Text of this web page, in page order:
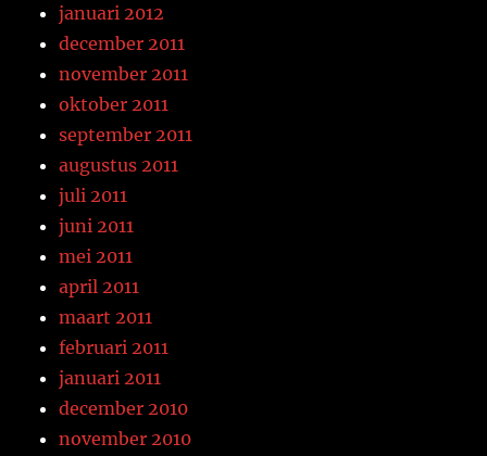
januari 2012
december 2011
november 2011
oktober 2011
september 2011
augustus 2011
juli 2011
juni 2011
mei 2011
april 2011
maart 2011
februari 2011
januari 2011
december 2010
november 2010